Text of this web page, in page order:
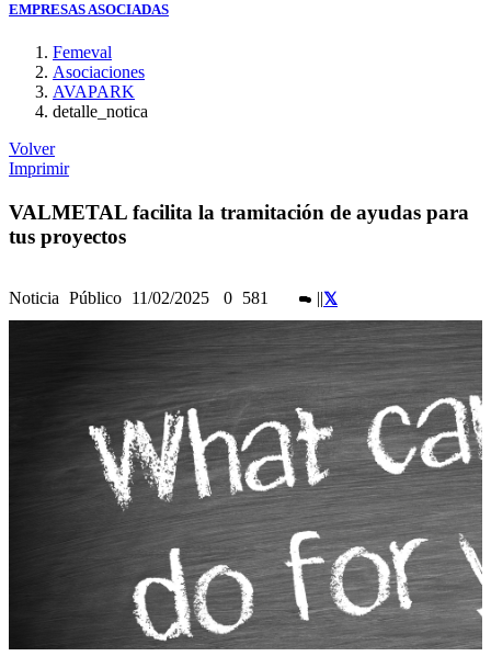
EMPRESAS ASOCIADAS
Femeval
Asociaciones
AVAPARK
detalle_notica
Volver
Imprimir
VALMETAL facilita la tramitación de ayudas para
tus proyectos
Noticia Público 11/02/2025 0 581